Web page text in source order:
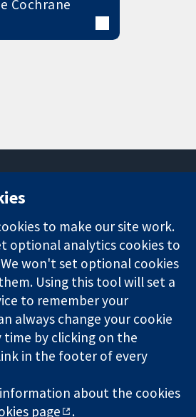
Cochrane
0AN
Inggris
News
Press office
About us
Jobs
Cochrane
Library
is a charity (no. 1045921) and a
(no. 03044323) registered in
number GB 718 2127 49.
to make our site work.
optional analytics cookies to
won't set optional cookies
Using this tool will set a
to remember your
always change your cookie
time by clicking on the
in the footer of every
about the cookies
page .